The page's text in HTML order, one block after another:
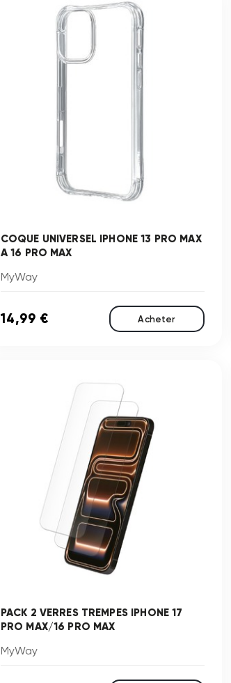
COQUE UNIVERSEL IPHONE 13 PRO MAX
A 16 PRO MAX
MyWay
14,99 € Acheter
PACK 2 VERRES TREMPES IPHONE 17
PRO MAX/16 PRO MAX
MyWay